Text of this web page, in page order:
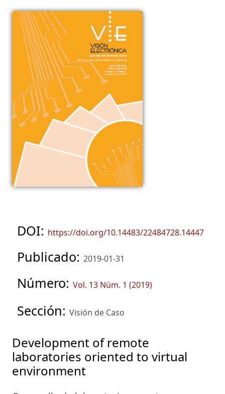
DOI: https://doi.org/10.14483/22484728.14447
Publicado: 2019-01-31
Número: Vol. 13 Núm. 1 (2019)
Sección: Visión de Caso
Development of remote
laboratories oriented to virtual
environment